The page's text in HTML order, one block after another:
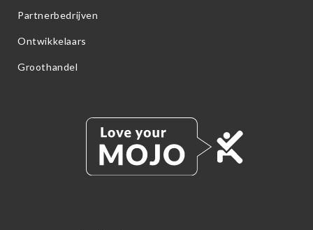
Partnerbedrijven
Ontwikkelaars
Groothandel